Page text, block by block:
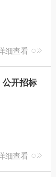
细查看
开招标
细查看